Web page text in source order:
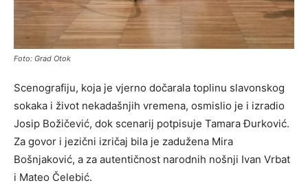
Foto: Grad Otok
Scenografiju, koja je vjerno dočarala toplinu slavonskog
sokaka i život nekadašnjih vremena, osmislio je i izradio
Josip Božičević, dok scenarij potpisuje Tamara Đurković.
Za govor i jezični izričaj bila je zadužena Mira
Bošnjaković, a za autentičnost narodnih nošnji Ivan Vrbat
i Mateo Čelebić.